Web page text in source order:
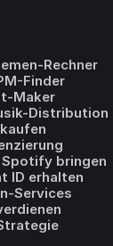
Rechner
Finder
Maker
Distribution
bringen
ID erhalten
Services